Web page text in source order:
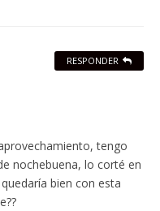
tengo
nochebuena, lo corté en
bien con esta
RESPONDER